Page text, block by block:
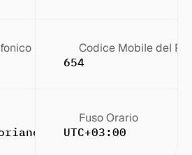
Codice Mobile del
654
(FC)
Fuso Orario
UTC+03:00